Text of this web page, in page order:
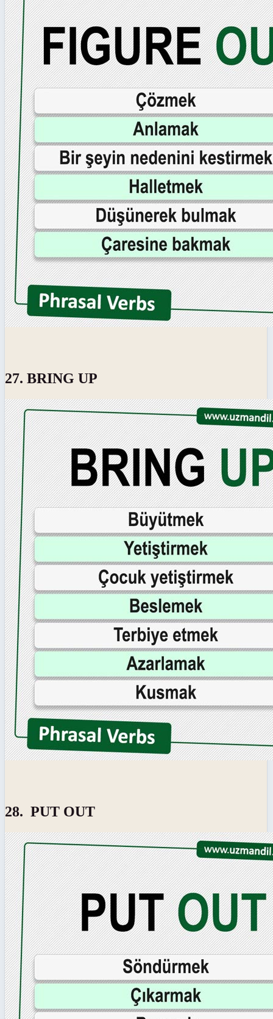
27. BRING UP
28. PUT OUT